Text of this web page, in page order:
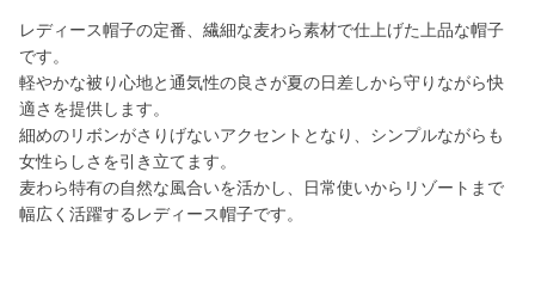
レディース帽子の定番、繊細な麦わら素材で仕上げた上品な帽子
です。
軽やかな被り心地と通気性の良さが夏の日差しから守りながら快
適さを提供します。
細めのリボンがさりげないアクセントとなり、シンプルながらも
女性らしさを引き立てます。
麦わら特有の自然な風合いを活かし、日常使いからリゾートまで
幅広く活躍するレディース帽子です。